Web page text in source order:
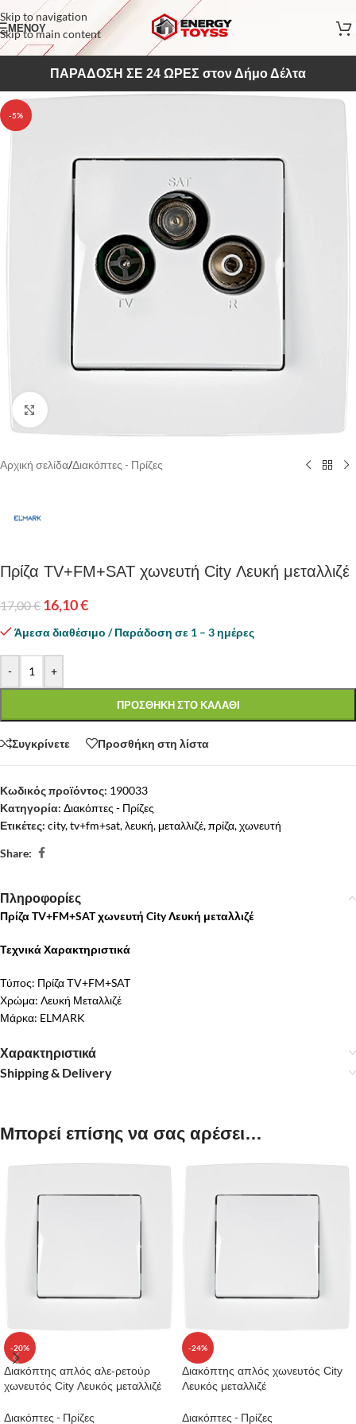
Skip to navigation
Skip to main content
ΜΕΝΟΥ
ΠΑΡΑΔΟΣΗ ΣΕ 24 ΩΡΕΣ στον Δήμο Δέλτα
-5%
Κάντε κλικ για να μεγεθύνετε
Αρχική σελίδα/Διακόπτες - Πρίζες
Πρίζα TV+FM+SAT χωνευτή City Λευκή μεταλλιζέ
17,00€ 16,10€
Άμεσα διαθέσιμο / Παράδοση σε 1 – 3 ημέρες
- +
ΠΡΟΣΘΗΚΗ ΣΤΟ ΚΑΛΑΘΙ
Συγκρίνετε Προσθήκη στη λίστα
Κωδικός προϊόντος: 190033
Κατηγορία: Διακόπτες - Πρίζες
Ετικέτες: city,tv+fm+sat,λευκή, μεταλλιζέ,πρίζα,χωνευτή
Share:
Πληροφορίες
Πρίζα TV+FM+SAT χωνευτή City Λευκή μεταλλιζέ
Τεχνικά Χαρακτηριστικά
Τύπος: Πρίζα ТV+FM+SAT
Χρώμα: Λευκή Μεταλλιζέ
Μάρκα: ELMARK
Χαρακτηριστικά
Shipping & Delivery
Μπορεί επίσης να σας αρέσει…
-20%
Διακόπτης απλός αλε-ρετούρ
χωνευτός City Λευκός μεταλλιζέ
Διακόπτες - Πρίζες
-24%
Διακόπτης απλός χωνευτός City
Λευκός μεταλλιζέ
Διακόπτες - Πρίζες